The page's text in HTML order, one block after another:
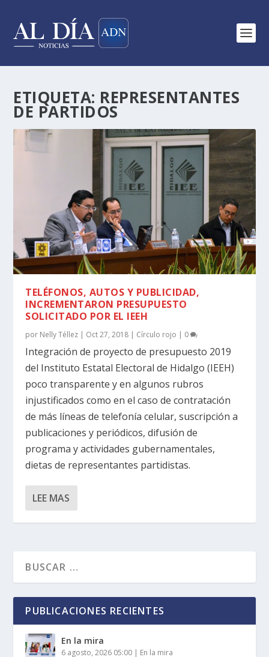
ETIQUETA: REPRESENTANTES
DE PARTIDOS
TELÉFONOS, AUTOS Y PUBLICIDAD,
INCREMENTARON PRESUPUESTO
SOLICITADO POR EL IEEH
por Nelly Téllez | Oct 27, 2018 | Círculo rojo | 0
Integración de proyecto de presupuesto 2019
del Instituto Estatal Electoral de Hidalgo (IEEH)
poco transparente y en algunos rubros
injustificados como en el caso de contratación
de más líneas de telefonía celular, suscripción a
publicaciones y periódicos, difusión de
programa y actividades gubernamentales,
dietas de representantes partidistas.
LEE MAS
PUBLICACIONES RECIENTES
En la mira
6 agosto, 2026 05:00 | En la mira